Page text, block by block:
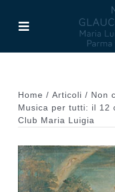
contenuto
Toggle
Maria Luigia
Glauco Lombardi
Palazzo di Riserva
Home Articoli
Non
Musica per tutti: il 12
Club Maria Luigia